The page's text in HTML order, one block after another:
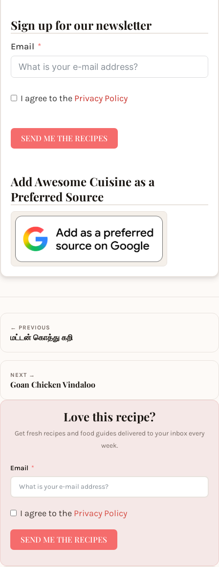
Sign up for our newsletter
Email
I agree to the Privacy Policy
SEND ME THE RECIPES
Add Awesome Cuisine as a
Preferred Source
← PREVIOUS
மட்டன் கொத்து கறி
NEXT →
Goan Chicken Vindaloo
Love this recipe?
Get fresh recipes and food guides delivered to your inbox every
week.
Email
I agree to the Privacy Policy
SEND ME THE RECIPES